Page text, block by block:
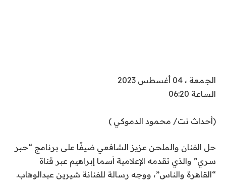
الجمعة ، 04 أغسطس 2023
الساعة 06:20
(أحداث نت/ محمود الدموكي )
حل الفنان والملحن عزيز الشافعي ضيفًا على برنامج “حبر
سري” والذي تقدمه الإعلامية أسما إبراهيم عبر قناة
“القاهرة والناس”، ووجه رسالة للفنانة شيرين عبدالوهاب.